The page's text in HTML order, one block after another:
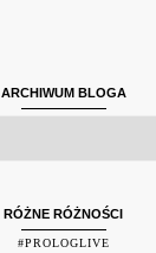
ARCHIWUM BLOGA
RÓŻNE RÓŻNOŚCI
#PROLOGLIVE